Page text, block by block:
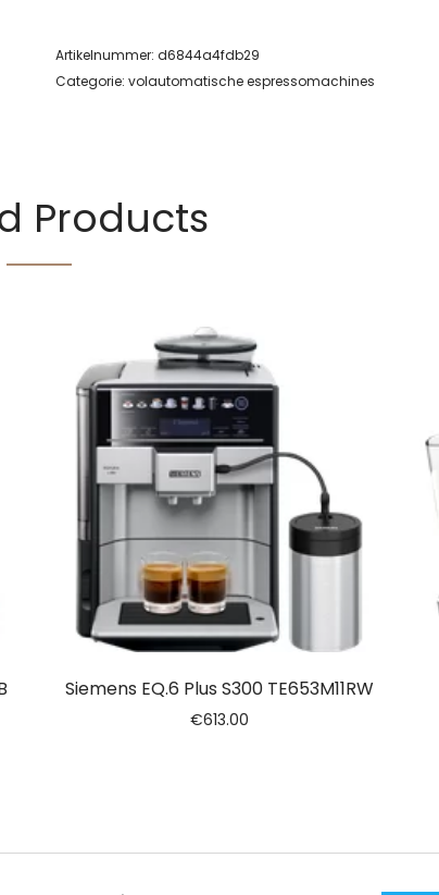
Artikelnummer: d6844a4fdb29
Categorie: volautomatische espressomachines
Products
Siemens EQ.6 Plus S300 TE653M11RW
€613.00